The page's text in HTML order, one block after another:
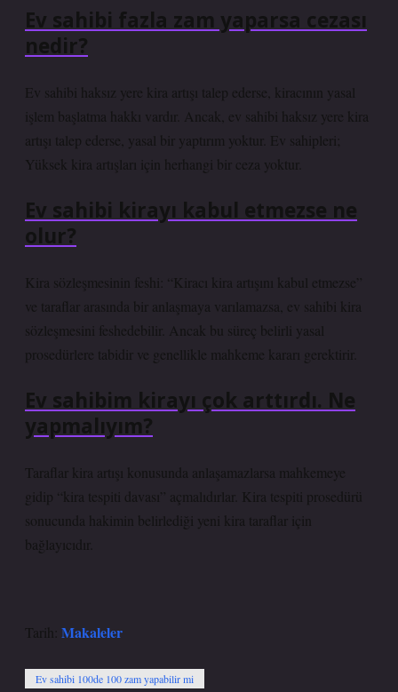
Ev sahibi fazla zam yaparsa cezası
nedir?
Ev sahibi haksız yere kira artışı talep ederse, kiracının yasal
işlem başlatma hakkı vardır. Ancak, ev sahibi haksız yere kira
artışı talep ederse, yasal bir yaptırım yoktur. Ev sahipleri;
Yüksek kira artışları için herhangi bir ceza yoktur.
Ev sahibi kirayı kabul etmezse ne
olur?
Kira sözleşmesinin feshi: “Kiracı kira artışını kabul etmezse”
ve taraflar arasında bir anlaşmaya varılamazsa, ev sahibi kira
sözleşmesini feshedebilir. Ancak bu süreç belirli yasal
prosedürlere tabidir ve genellikle mahkeme kararı gerektirir.
Ev sahibim kirayı çok arttırdı. Ne
yapmalıyım?
Taraflar kira artışı konusunda anlaşamazlarsa mahkemeye
gidip “kira tespiti davası” açmalıdırlar. Kira tespiti prosedürü
sonucunda hakimin belirlediği yeni kira taraflar için
bağlayıcıdır.
Tarih: Makaleler
Ev sahibi 100de 100 zam yapabilir mi